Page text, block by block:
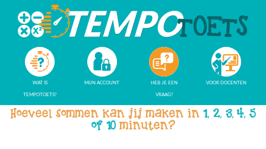
WAT IS
TEMPOTOETS?
MIJN ACCOUNT
HEB JE EEN
VRAAG?
VOOR DOCENTEN
Hoeveel sommen kan jij maken in 1, 2, 3, 4, 5
of 10 minuten?